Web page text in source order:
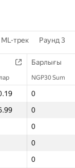
ML-трек Раунд 3
Барлығы
NGP30 Sum
0
0
0
0
0